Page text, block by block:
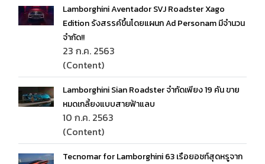
Lamborghini Aventador SVJ Roadster Xago
Edition รังสรรค์ขึ้นโดยแผนก Ad Personam มีจำนวน
จำกัด!!
23 ก.ค. 2563
(Content)
Lamborghini Sian Roadster จำกัดเพียง 19 คัน ขาย
หมดเกลี้ยงแบบสายฟ้าแลบ
10 ก.ค. 2563
(Content)
Tecnomar for Lamborghini 63 เรือยอชท์สุดหรูจาก